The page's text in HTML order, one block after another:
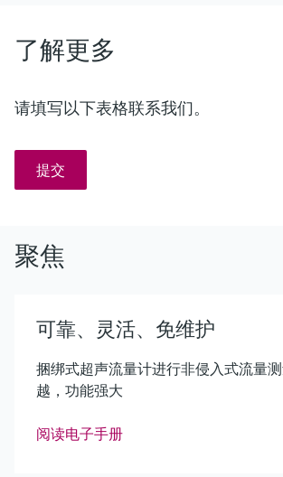
了解更多
请填写以下表格联系我们。
提交
聚焦
可靠、灵活、免维护
捆绑式超声流量计进行非侵入式流量
越，功能强大
阅读电子手册